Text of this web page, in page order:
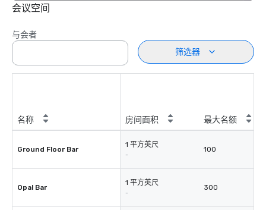
会议空间
与会者
筛选器
名称 房间面积 最大名额
Ground Floor Bar
1 平方英尺
-
100
Opal Bar
1 平方英尺
-
300